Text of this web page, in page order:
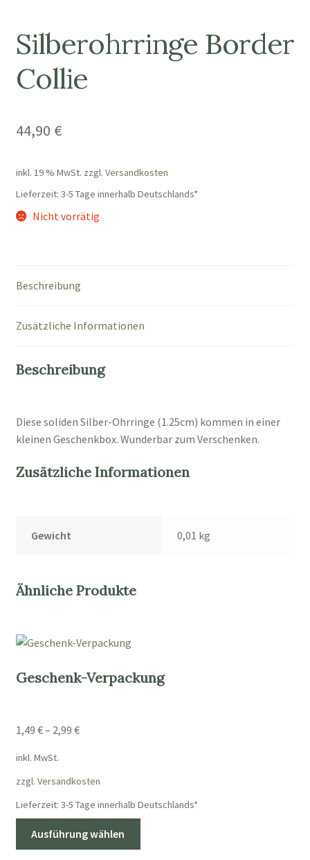
Silberohrringe Border
Collie
44,90 €
inkl. 19 % MwSt. zzgl. Versandkosten
Lieferzeit: 3-5 Tage innerhalb Deutschlands*
Nicht vorrätig
Beschreibung
Zusätzliche Informationen
Beschreibung
Diese soliden Silber-Ohrringe (1.25cm) kommen in einer
kleinen Geschenkbox. Wunderbar zum Verschenken.
Zusätzliche Informationen
Gewicht 0,01 kg
Ähnliche Produkte
Geschenk-Verpackung
1,49 €– 2,99 €
inkl. MwSt.
zzgl. Versandkosten
Lieferzeit: 3-5 Tage innerhalb Deutschlands*
Ausführung wählen